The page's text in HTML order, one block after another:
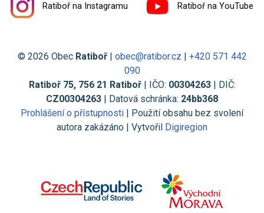
Ratiboř na Instagramu Ratiboř na YouTube
© 2026 Obec Ratiboř| obec@ratibor.cz | +420 571 442
090
Ratiboř 75, 756 21 Ratiboř| IČO: 00304263| DIČ:
CZ00304263 | Datová schránka: 24bb368
Prohlášení o přístupnosti | Použití obsahu bez svolení
autora zakázáno | Vytvořil Digiregion